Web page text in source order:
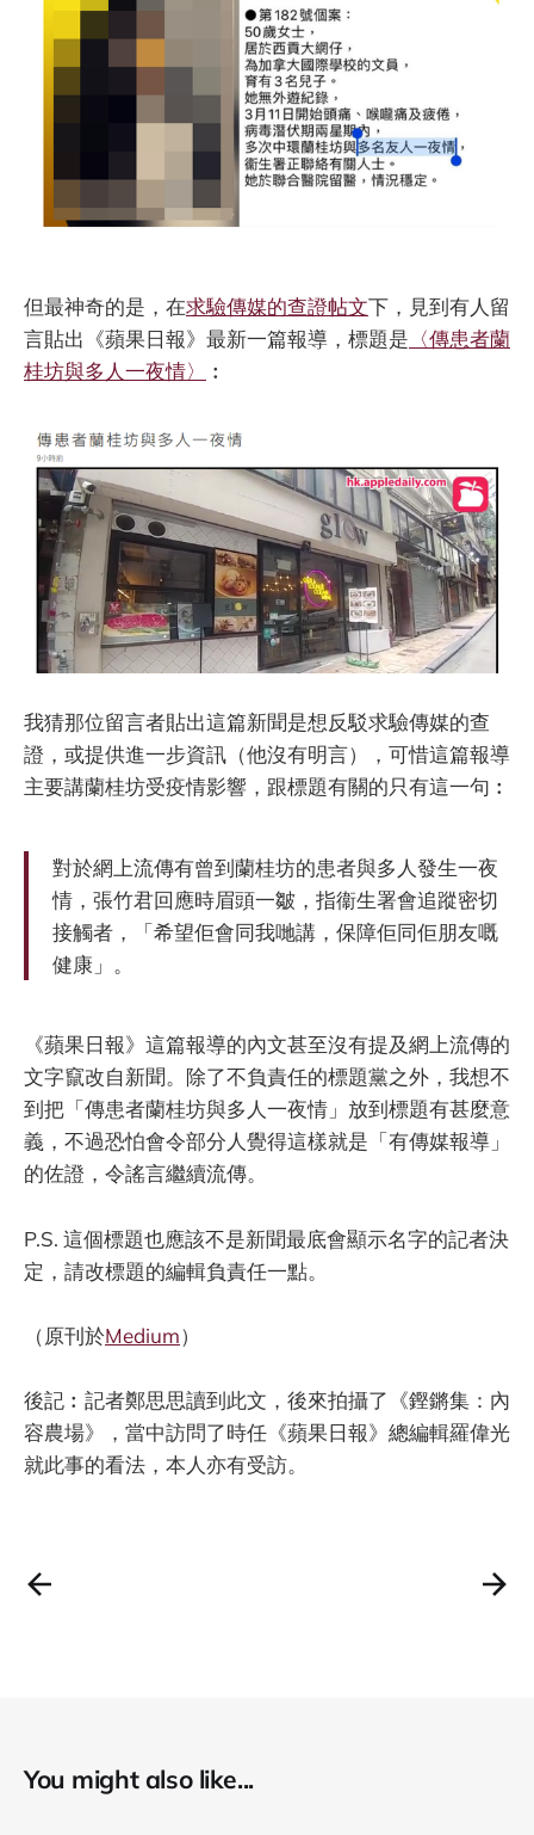
但最神奇的是，在求驗傳媒的查證帖文下，見到有人留
言貼出《蘋果日報》最新一篇報導，標題是 〈傳患者蘭
桂坊與多人一夜情〉
︰
我猜那位留言者貼出這篇新聞是想反駁求驗傳媒的查
證，或提供進一步資訊（他沒有明言），可惜這篇報導
主要講蘭桂坊受疫情影響，跟標題有關的只有這一句︰
對於網上流傳有曾到蘭桂坊的患者與多人發生一夜
情，張竹君回應時眉頭一皺，指衞生署會追蹤密切
接觸者，「希望佢會同我哋講，保障佢同佢朋友嘅
健康」。
《蘋果日報》這篇報導的內文甚至沒有提及網上流傳的
文字竄改自新聞。除了不負責任的標題黨之外，我想不
到把「傳患者蘭桂坊與多人一夜情」放到標題有甚麼意
義，不過恐怕會令部分人覺得這樣就是「有傳媒報導」
的佐證，令謠言繼續流傳。
P.S. 這個標題也應該不是新聞最底會顯示名字的記者決
定，請改標題的編輯負責任一點。
（原刊於Medium）
後記︰記者鄭思思讀到此文，後來拍攝了《鏗鏘集：內
容農場》，當中訪問了時任《蘋果日報》總編輯羅偉光
就此事的看法，本人亦有受訪。
You might also like...